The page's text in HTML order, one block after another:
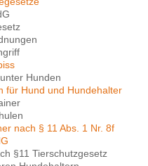
Hunden
für Hund und Hundehalter
nach § 11 Abs. 1 Nr. 8f
§11 Tierschutzgesetz